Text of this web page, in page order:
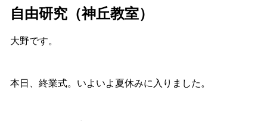
自由研究（神丘教室）
大野です。
本日、終業式。いよいよ夏休みに入りました。